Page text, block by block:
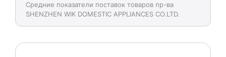
Средние показатели поставок товаров пр-ва
SHENZHEN WIK DOMESTIC APPLIANCES CO.LTD.